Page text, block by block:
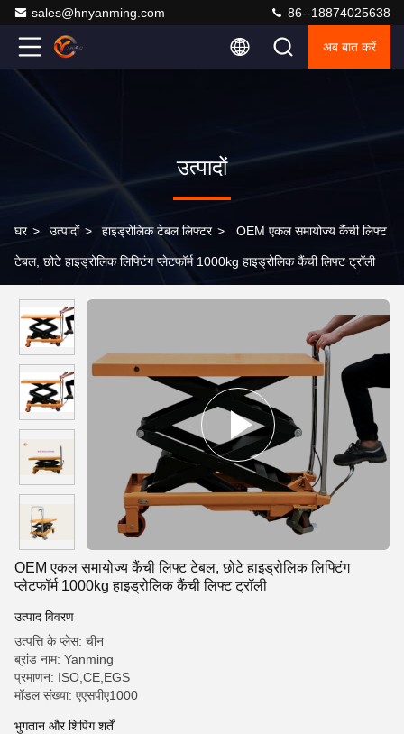
sales@hnyanming.com 86--18874025638
अब बात करें
उत्पादों
घर > उत्पादों > हाइड्रोलिक टेबल लिफ्टर > OEM एकल समायोज्य कैंची लिफ्ट
टेबल, छोटे हाइड्रोलिक लिफ्टिंग प्लेटफॉर्म 1000kg हाइड्रोलिक कैंची लिफ्ट ट्रॉली
OEM एकल समायोज्य कैंची लिफ्ट टेबल, छोटे हाइड्रोलिक लिफ्टिंग
प्लेटफॉर्म 1000kg हाइड्रोलिक कैंची लिफ्ट ट्रॉली
उत्पाद विवरण
उत्पत्ति के प्लेस: चीन
ब्रांड नाम: Yanming
प्रमाणन: ISO,CE,EGS
मॉडल संख्या: एएसपीए1000
भुगतान और शिपिंग शर्तें